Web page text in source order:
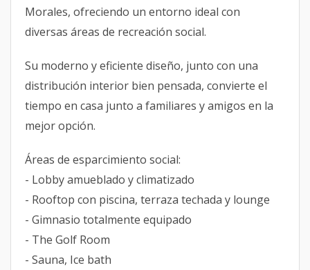
Morales, ofreciendo un entorno ideal con
diversas áreas de recreación social.
Su moderno y eficiente diseño, junto con una
distribución interior bien pensada, convierte el
tiempo en casa junto a familiares y amigos en la
mejor opción.
Áreas de esparcimiento social:
- Lobby amueblado y climatizado
- Rooftop con piscina, terraza techada y lounge
- Gimnasio totalmente equipado
- The Golf Room
- Sauna, Ice bath